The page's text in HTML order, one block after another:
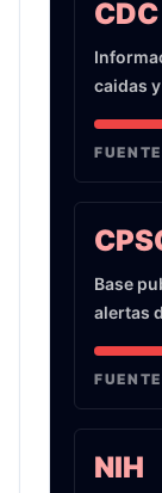
CDC
caidas
Base
alertas
NIH